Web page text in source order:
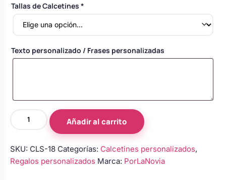
Tallas de Calcetines *
Texto personalizado / Frases personalizadas
Calcetines
personalizados
gamer
mando
Añadir al carrito
SKU: CLS-18 Categorías: Calcetines personalizados,
Regalos personalizados Marca: PorLaNovia